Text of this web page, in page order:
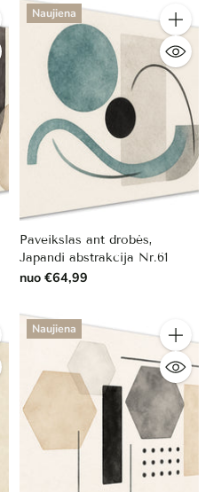
Naujiena
Kiekis
Paveikslas ant drobės,
Japandi abstrakcija Nr.61
nuo €64,99
Naujiena
Kiekis